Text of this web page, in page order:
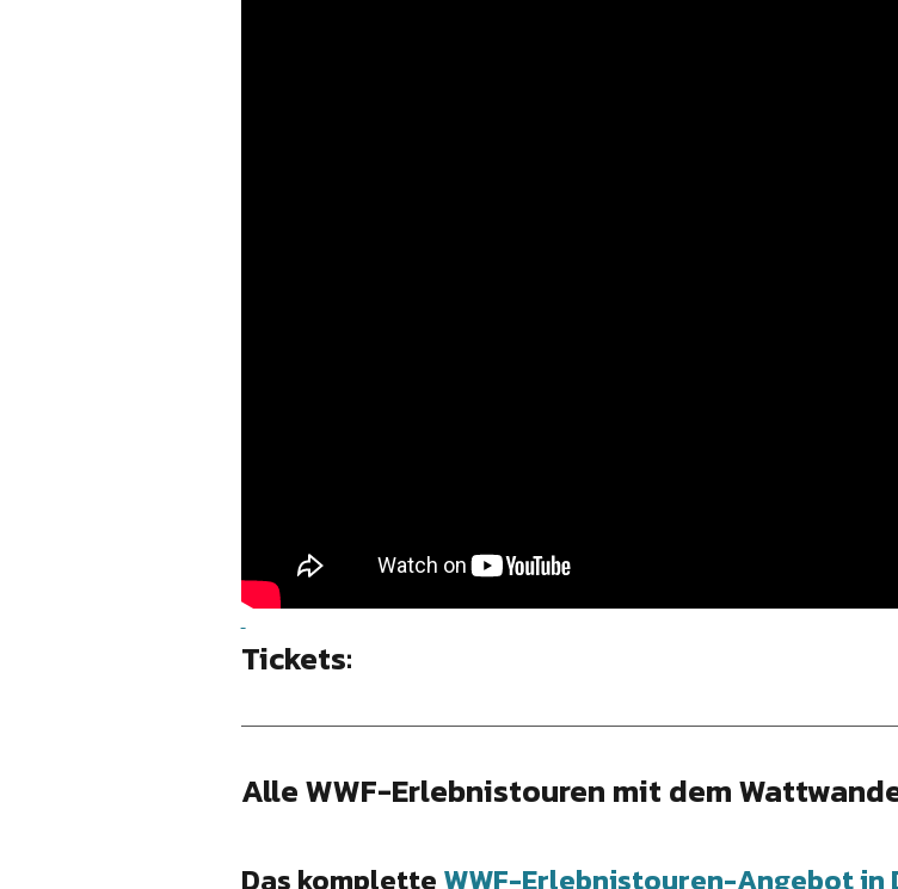
Tickets:
Alle WWF-Erlebnistouren mit dem
Das komplette WWF-Erlebnistouren-Angebot in